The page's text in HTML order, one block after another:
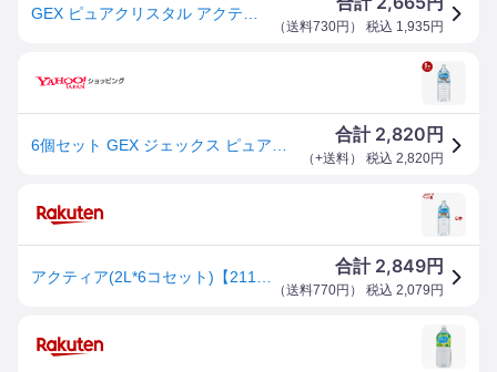
（送料730円 ） 税込 1,935 円
合計 2,820 円
（+送料） 税込 2,820円
合計 2,849円
（送料770円 ） 税込 2,079 円